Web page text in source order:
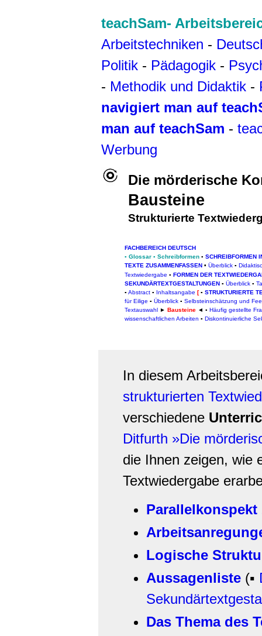
teachSam-
Arbeitstechniken -
Politik - Pädagogik -
- Methodik und Didaktik -
navigiert man auf
man auf teachSam -
Werbung
Die mörderische
Bausteine
Strukturierte
FACHBEREICH DEUTSCH
▪ Glossar ▪ Schreibformen ▪ SCHREIBFORMEN
TEXTE ZUSAMMENFASSEN ▪ Überblick ▪
Textwiedergabe ▪ FORMEN DER
SEKUNDÄRTEXTGESTALTUNGEN ▪ Überblick ▪
▪ Abstract ▪ Inhaltsangabe [▪ STRUKTURIERTE
für Eilige ▪ Überblick ▪ Selbsteinschätzung und
Textauswahl ► Bausteine ◄ ▪ Häufig gestellte
wissenschaftlichen Arbeiten ▪ Diskontinuierliche
In diesem
strukturierten
verschiedene
Ditfurth »Die
die Ihnen zeigen, wie
Textwiedergabe
Parallelkonspekt
Logische
Aussagenliste (▪
Das Thema des